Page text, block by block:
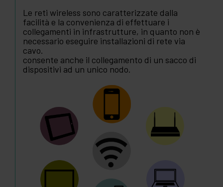
Le reti wireless sono caratterizzate dalla
facilità e la convenienza di effettuare i
collegamenti in infrastrutture, in quanto non è
necessario eseguire installazioni di rete via
cavo.
consente anche il collegamento di un sacco di
dispositivi ad un unico nodo.